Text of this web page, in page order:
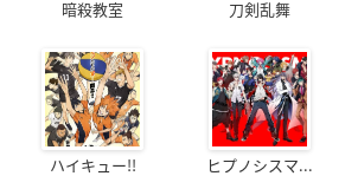
暗殺教室 刀剣乱舞
ハイキュー!! ヒプノシスマ...